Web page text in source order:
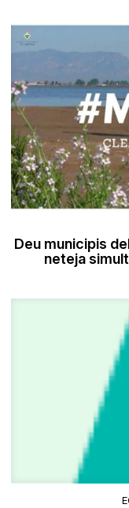
Deu municipis
neteja